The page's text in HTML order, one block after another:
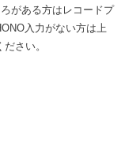
がある方はレコードプ
入力がない方は上
さい。